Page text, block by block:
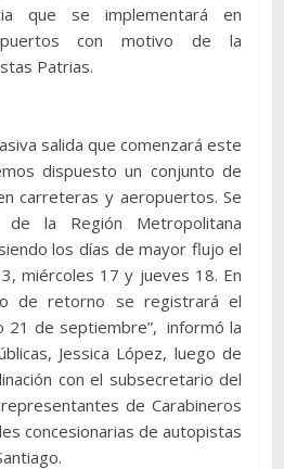
que se implementará en
con motivo de la
Patrias.
salida que comenzará este
dispuesto un conjunto de
carreteras y aeropuertos. Se
la Región Metropolitana
los días de mayor flujo el
miércoles 17 y jueves 18. En
de retorno se registrará el
21 de septiembre”, informó la
Jessica López, luego de
con el subsecretario del
de Carabineros
concesionarias de autopistas